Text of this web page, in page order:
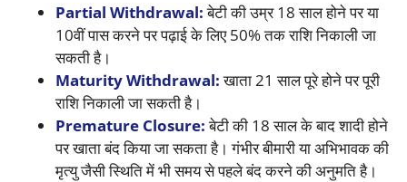
Partial Withdrawal:बेटी की उम्र 18 साल होने पर या
10वीं पास करने पर पढ़ाई के लिए 50% तक राशि निकाली जा
सकती है।
Maturity Withdrawal:खाता 21 साल पूरे होने पर पूरी
राशि निकाली जा सकती है।
Premature Closure:बेटी की 18 साल के बाद शादी होने
पर खाता बंद किया जा सकता है। गंभीर बीमारी या अभिभावक की
मृत्यु जैसी स्थिति में भी समय से पहले बंद करने की अनुमति है।